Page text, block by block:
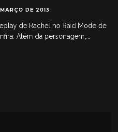
DE 2013
de Rachel no Raid Mode de
Além da personagem,